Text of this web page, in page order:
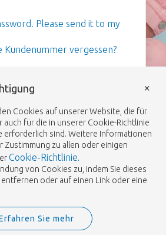
Please send it to my
Kundenummer vergessen?
Cookies auf unserer Website, die für
auch für die in unserer Cookie-Richtlinie
erforderlich sind. Weitere Informationen
Zustimmung zu allen oder einigen
Cookie-Richtlinie.
von Cookies zu, indem Sie dieses
oder auf einen Link oder eine
Sie mehr
×